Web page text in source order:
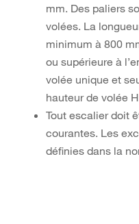
mm. Des paliers
volées. La
minimum à 800
ou supérieure à
volée unique et
hauteur de volée
Tout escalier doit
courantes. Les
définies dans la